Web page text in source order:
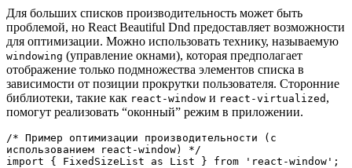
Для больших списков производительность может быть
проблемой, но React Beautiful Dnd предоставляет возможности
для оптимизации. Можно использовать технику, называемую
windowing (управление окнами), которая предполагает
отображение только подмножества элементов списка в
зависимости от позиции прокрутки пользователя. Сторонние
библиотеки, такие как react-window и react-virtualized ,
помогут реализовать “оконный” режим в приложении.
/* Пример оптимизации производительности (с
использованием react-window) */
import { FixedSizeList as List } from 'react-window';